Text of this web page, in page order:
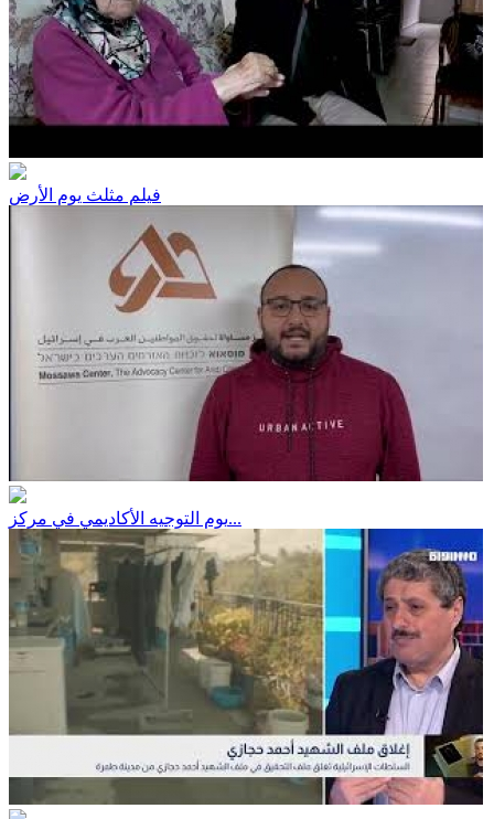
فيلم مثلث يوم الأرض
يوم التوجيه الأكاديمي في مركز...